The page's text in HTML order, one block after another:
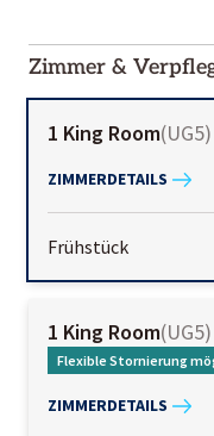
01-02
Zimmer &
1 King Room(UG5)
ZIMMERDETAILS
Frühstück
1 King Room(UG5)
Flexible Stornierung
ZIMMERDETAILS